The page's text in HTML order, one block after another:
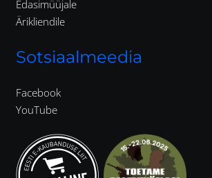
Edasimüüjale
Ärikliendile
Sotsiaalmeedia
Facebook
YouTube